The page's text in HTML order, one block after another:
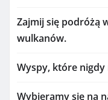
Zajmij się podróżą
wulkanów.
Wyspy, które nigdy
Wybieramy się na